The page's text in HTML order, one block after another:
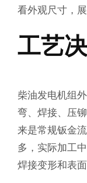
看外观尺寸，
工艺
柴油发电机组
弯、焊接、压
来是常规钣金
多，实际加工
焊接变形和表面